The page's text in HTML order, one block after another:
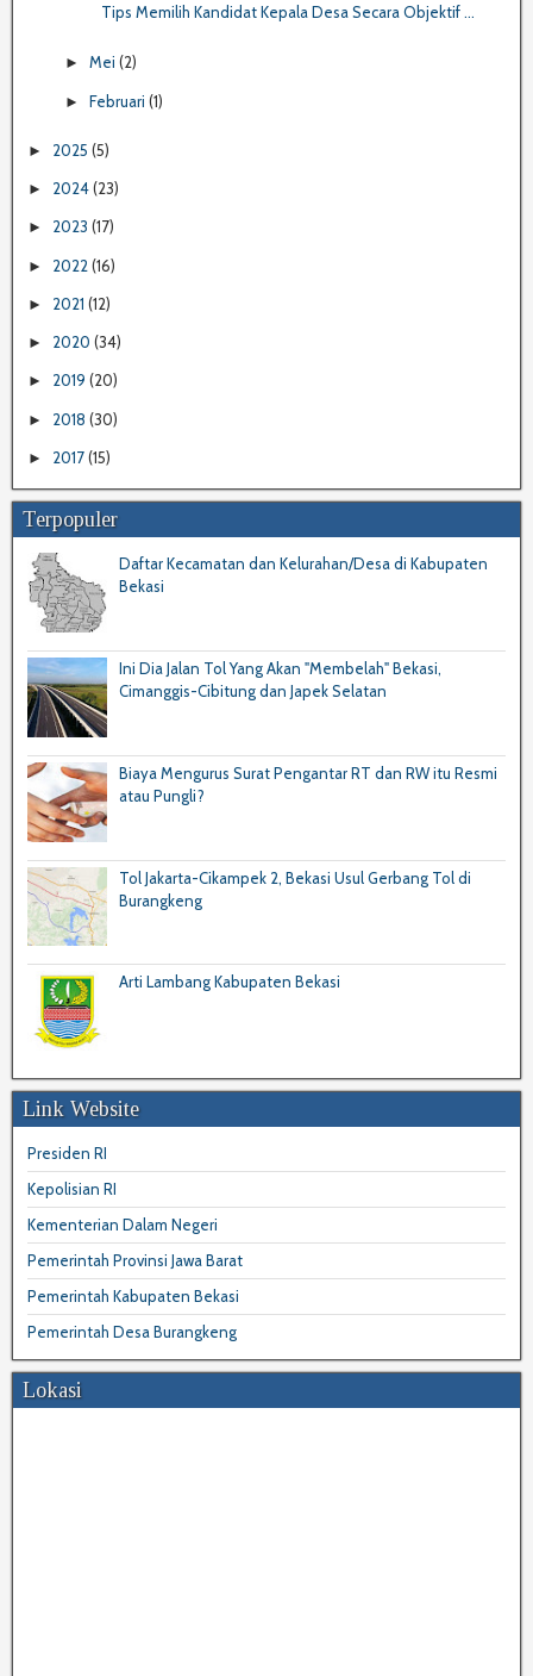
Tips Memilih Kandidat Kepala Desa Secara Objektif ...
► Mei (2)
► Februari (1)
► 2025 (5)
► 2024(23)
► 2023 (17)
► 2022 (16)
► 2021 (12)
► 2020 (34)
► 2019 (20)
► 2018 (30)
► 2017(15)
Terpopuler
Daftar Kecamatan dan Kelurahan/Desa di Kabupaten
Bekasi
Ini Dia Jalan Tol Yang Akan "Membelah" Bekasi,
Cimanggis-Cibitung dan Japek Selatan
Biaya Mengurus Surat Pengantar RT dan RW itu Resmi
atau Pungli?
Tol Jakarta-Cikampek 2, Bekasi Usul Gerbang Tol di
Burangkeng
Arti Lambang Kabupaten Bekasi
Link Website
Presiden RI
Kepolisian RI
Kementerian Dalam Negeri
Pemerintah Provinsi Jawa Barat
Pemerintah Kabupaten Bekasi
Pemerintah Desa Burangkeng
Lokasi